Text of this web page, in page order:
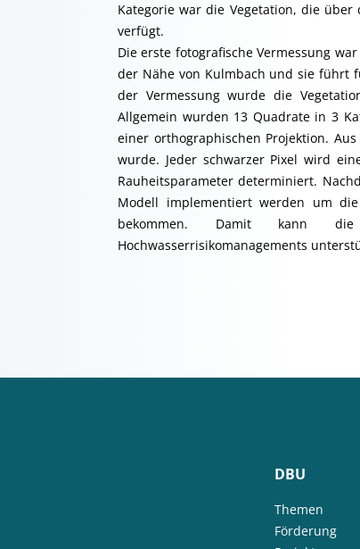
Kategorie war die Vegetation, die
verfügt.
Die erste fotografische Vermessung
der Nähe von Kulmbach und sie führt
der Vermessung wurde die
Allgemein wurden 13 Quadrate in 3
einer orthographischen Projektion.
wurde. Jeder schwarzer Pixel wird
Rauheitsparameter determiniert.
Modell implementiert werden um
bekommen. Damit kann
Hochwasserrisikomanagements
DBU
Themen
Förderung